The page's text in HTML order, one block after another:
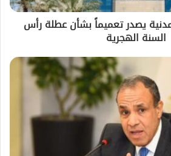
يصدر تعميماً بشأن عطلة رأس
السنة الهجرية